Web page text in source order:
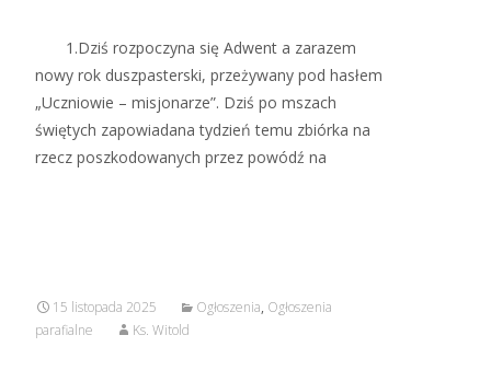
1.Dziś rozpoczyna się Adwent a zarazem
nowy rok duszpasterski, przeżywany pod hasłem
„Uczniowie – misjonarze”. Dziś po mszach
świętych zapowiadana tydzień temu zbiórka na
rzecz poszkodowanych przez powódź na
15 listopada 2025 Ogłoszenia, Ogłoszenia
parafialne
Ks. Witold